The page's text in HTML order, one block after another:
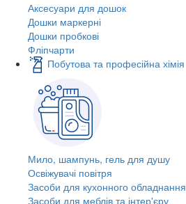
Аксесуари для дошок
Дошки маркерні
Дошки пробкові
Фліпчарти
Побутова та професійна хімія
Мило, шампунь, гель для душу
Освіжувачі повітря
Засоби для кухонного обладнання
Засоби для меблів та інтер'єру